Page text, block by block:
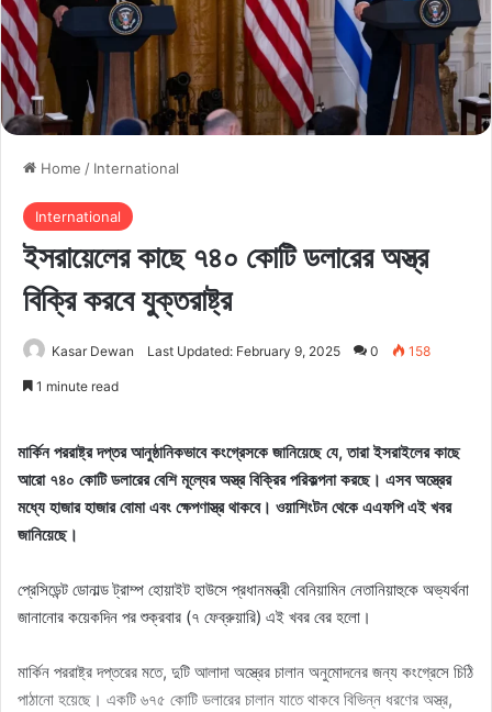
Home / International
International
ইসরায়েলের কাছে ৭৪০ কোটি ডলারের অস্ত্র
বিক্রি করবে যুক্তরাষ্ট্র
Kasar Dewan Last Updated: February 9, 2025 0 158
1 minute read
মার্কিন পররাষ্ট্র দপ্তর আনুষ্ঠানিকভাবে কংগ্রেসকে জানিয়েছে যে, তারা ইসরাইলের কাছে
আরো ৭৪০ কোটি ডলারের বেশি মূল্যের অস্ত্র বিক্রির পরিকল্পনা করছে। এসব অস্ত্রের
মধ্যে হাজার হাজার বোমা এবং ক্ষেপণাস্ত্র থাকবে। ওয়াশিংটন থেকে এএফপি এই খবর
জানিয়েছে।
প্রেসিডেন্ট ডোনাল্ড ট্রাম্প হোয়াইট হাউসে প্রধানমন্ত্রী বেনিয়ামিন নেতানিয়াহুকে অভ্যর্থনা
জানানোর কয়েকদিন পর শুক্রবার (৭ ফেব্রুয়ারি) এই খবর বের হলো।
মার্কিন পররাষ্ট্র দপ্তরের মতে, দুটি আলাদা অস্ত্রের চালান অনুমোদনের জন্য কংগ্রেসে চিঠি
পাঠানো হয়েছে। একটি ৬৭৫ কোটি ডলারের চালান যাতে থাকবে বিভিন্ন ধরণের অস্ত্র,